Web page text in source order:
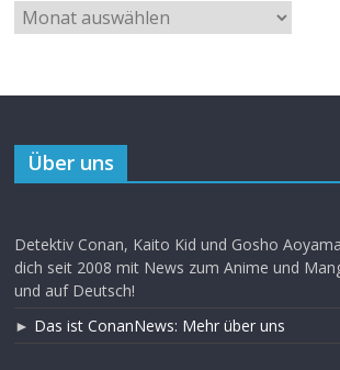
Über uns
Detektiv Conan, Kaito Kid und Gosho
dich seit 2008 mit News zum Anime und
und auf Deutsch!
► Das ist ConanNews: Mehr über uns